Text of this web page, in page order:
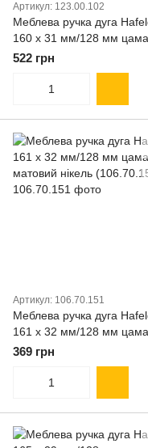
Артикул: 123.00.102
Меблева ручка дуга
160 х 31 мм/128 мм
антикварний бронза
522 грн
Артикул: 106.70.151
Меблева ручка дуга
161 х 32 мм/128 мм
матовий нікель
369 грн